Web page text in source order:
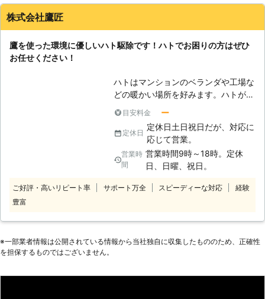
サービスをご利用ください。
るので、どうしたらいいのか……」 そ
県や神奈川県を中心としたお住いのお
客様から鳩駆除のご依頼を多くいただ
いております。 【提箸工業の魅力】
弊社にはお客様に選ばれる理由がござ
います。 ●弊社は土日祝日や早朝の
時間帯に対応！お客様の都合に合わせ
て伺います 「平日は仕事が忙しく
て、業者に鳩駆除の依頼ができない」
「日曜日に鳩駆除業者に電話しても定
間帯にも対応しております。 そのた
応することが可能です。もしも自宅の
株式会社鷹匠
鷹を使った環境に優しいハト駆除です！ハトでお困りの方はぜひ
お任せください！
ハトはマンションのベランダや工場な
どの暖かい場所を好みます。ハトが安
くって場所によっては年に何度も繁殖
します。そして、一度巣をつくると帰
巣本能や縄張り意識によりその場所に
しつこく執着して、簡単には出ていき
ません。また、長期間滞在することに
なるので大量の糞や騒音などの被害が
大きくなります。ハトの糞は健康被害
弊社にお任せください。鳥類の食物連
目安料金 ー
定休日
定休日土日祝日だが、対応に
応じて営業。
営業時
間
営業時間9時～18時。定休
日、日曜、祝日。
ご好評・高いリピート率 サポート万全 スピーディーな対応
経験
豊富
※⼀部業者情報は公開されている情報から当社独⾃に収集したもののため、正確性
を担保するものではございません。